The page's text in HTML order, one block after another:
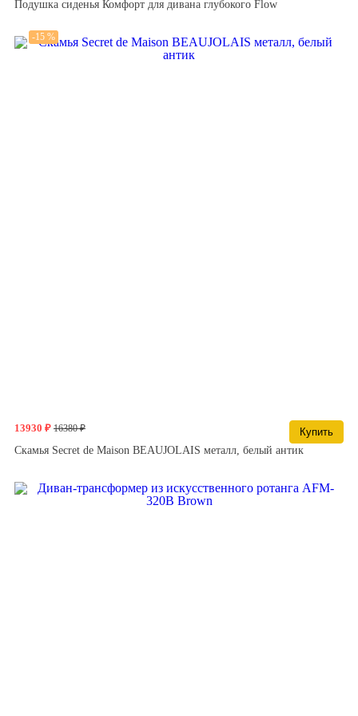
Подушка сиденья Комфорт для дивана глубокого Flow
13930 ₽ 16380 ₽
-15 %
Купить
Скамья Secret de Maison BEAUJOLAIS металл, белый антик